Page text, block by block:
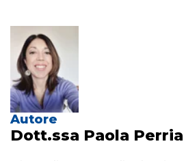
Autore
Dott.ssa Paola Perria